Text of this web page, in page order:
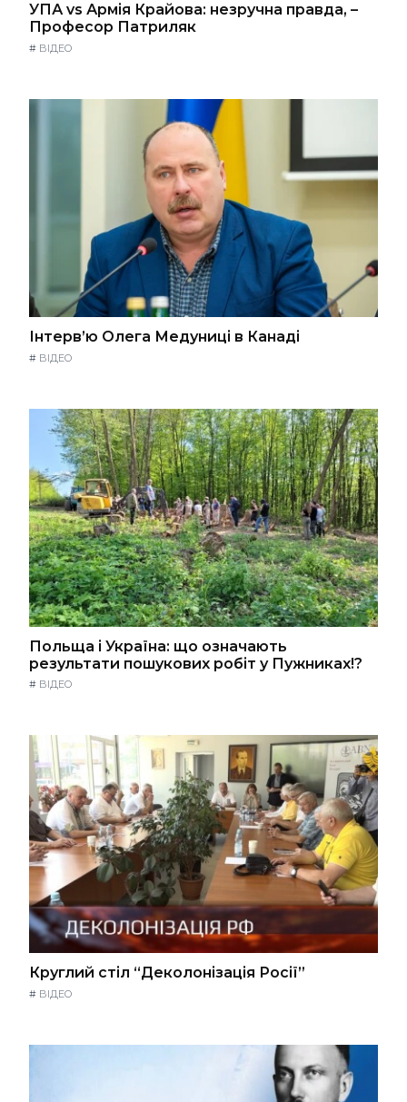
УПА vs Армія Крайова: незручна правда, –
Професор Патриляк
# ВІДЕО
Інтерв’ю Олега Медуниці в Канаді
# ВІДЕО
Польща і Україна: що означають
результати пошукових робіт у Пужниках!?
# ВІДЕО
Круглий стіл “Деколонізація Росії”
# ВІДЕО